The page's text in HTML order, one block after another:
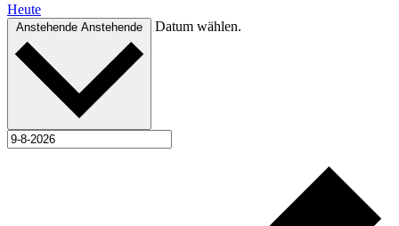
Heute
Anstehende Anstehende Datum wählen.